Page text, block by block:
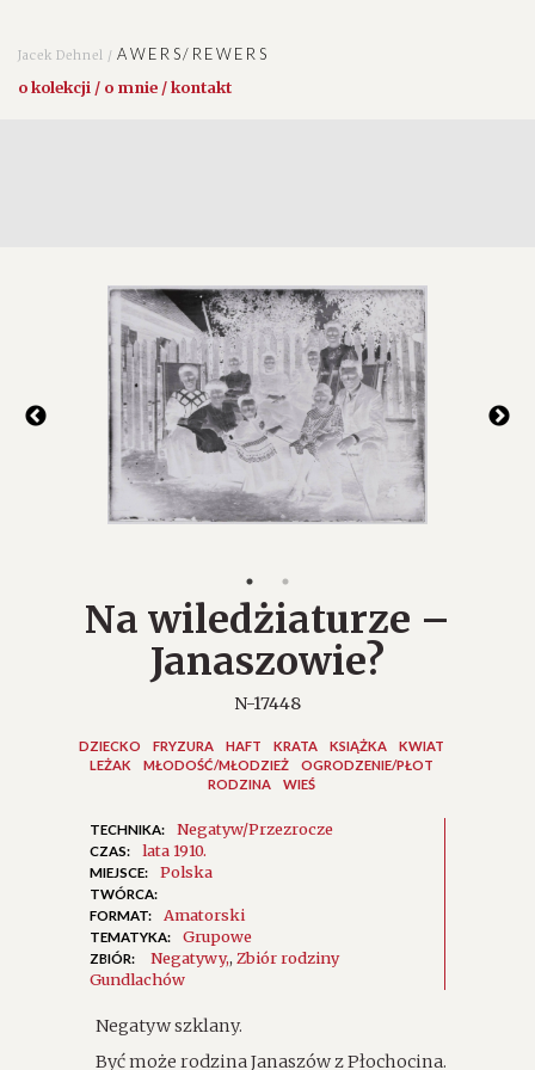
Jacek Dehnel /AWERS/REWERS
o kolekcji / o mnie / kontakt
Na wiledżiaturze –
Janaszowie?
N-17448
DZIECKO FRYZURA HAFT KRATA KSIĄŻKA
KWIAT
LEŻAK
MŁODOŚĆ/MŁODZIEŻ
OGRODZENIE/PŁOT
RODZINA
WIEŚ
TECHNIKA: Negatyw/Przezrocze
CZAS: lata 1910.
MIEJSCE: Polska
TWÓRCA:
FORMAT:
Amatorski
TEMATYKA: Grupowe
ZBIÓR: Negatywy, Zbiór rodziny
Gundlachów
Negatyw szklany.
Być może rodzina Janaszów z Płochocina.